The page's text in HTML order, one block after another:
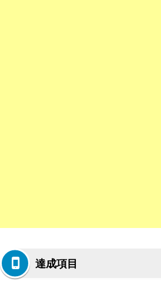
達成項目